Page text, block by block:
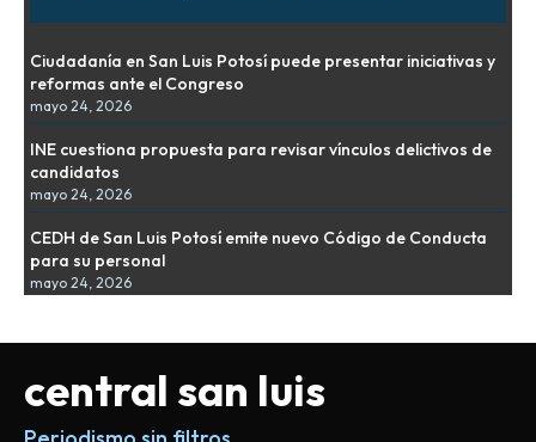
Ciudadanía en San Luis Potosí puede presentar iniciativas y
reformas ante el Congreso
mayo 24, 2026
INE cuestiona propuesta para revisar vínculos delictivos de
candidatos
mayo 24, 2026
CEDH de San Luis Potosí emite nuevo Código de Conducta
para su personal
mayo 24, 2026
central san luis